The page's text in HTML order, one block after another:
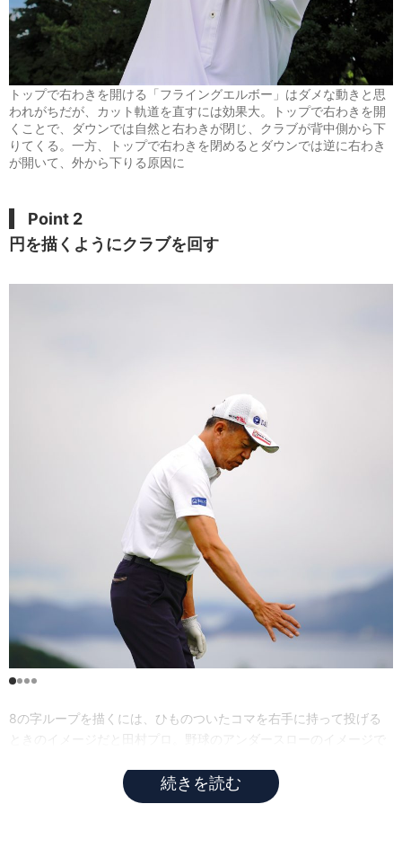
トップで右わきを開ける「フライングエルボー」はダメな動きと思
われがちだが、カット軌道を直すには効果大。トップで右わきを開
くことで、ダウンでは自然と右わきが閉じ、クラブが背中側から下
りてくる。一方、トップで右わきを閉めるとダウンでは逆に右わき
が開いて、外から下りる原因に
Point 2
円を描くようにクラブを回す
8の字ループを描くには、ひものついたコマを右手に持って投げる
ときのイメージだと田村プロ。野球のアンダースローのイメージで
続きを読む